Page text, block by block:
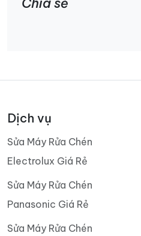
Dịch vụ
Sửa Máy Rửa Chén
Electrolux Giá Rẻ
Sửa Máy Rửa Chén
Panasonic Giá Rẻ
Sửa Máy Rửa Chén